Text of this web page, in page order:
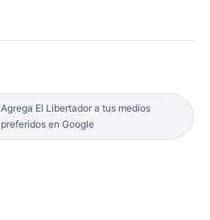
Agrega El Libertador a tus medios
preferidos en Google